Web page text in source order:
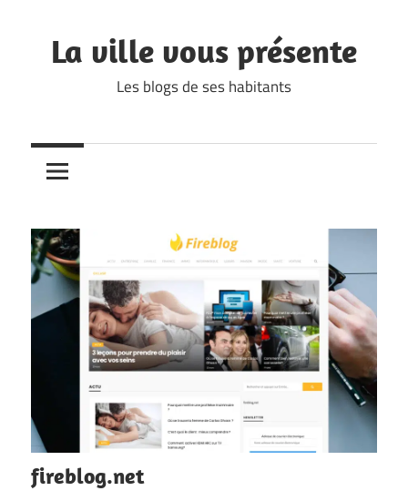
content
La ville vous présente
Les blogs de ses habitants
fireblog.net